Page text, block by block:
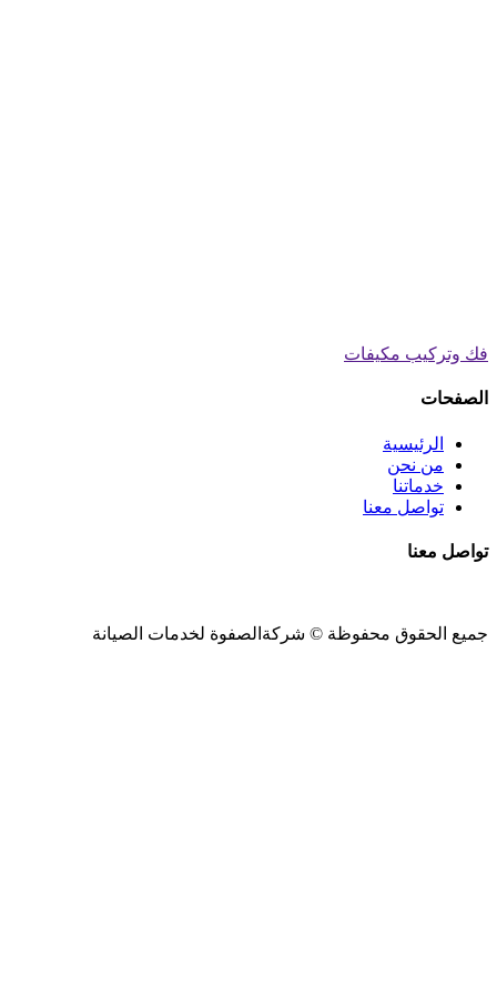
فك وتركيب مكيفات
الصفحات
الرئيسية
من نحن
خدماتنا
تواصل معنا
تواصل معنا
جميع الحقوق محفوظة © شركةالصفوة لخدمات الصيانة